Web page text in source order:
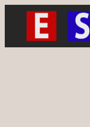
Ugrás
tartalomhoz